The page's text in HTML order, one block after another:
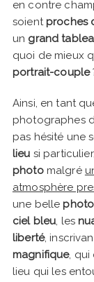
en contre
soient proches
un grand
quoi de mieux
portrait-couple
Ainsi, en tant
photographes
pas hésité une
lieu si
photomalgré
atmosphère
une belle
ciel bleu, les
liberté,
magnifique, qui
lieu qui les